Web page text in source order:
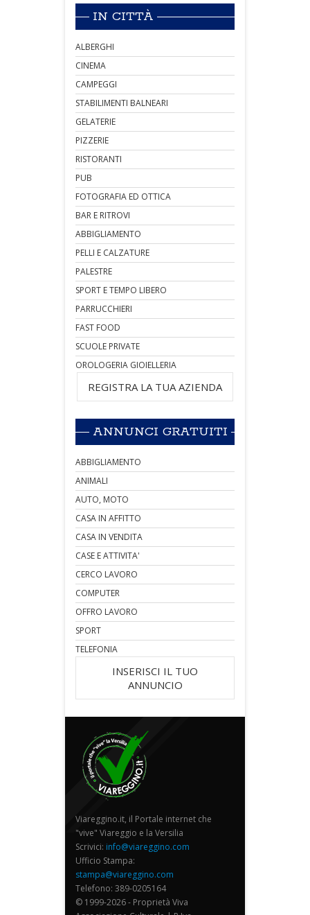
IN CITTÀ
ALBERGHI
CINEMA
CAMPEGGI
STABILIMENTI BALNEARI
GELATERIE
PIZZERIE
RISTORANTI
PUB
FOTOGRAFIA ED OTTICA
BAR E RITROVI
ABBIGLIAMENTO
PELLI E CALZATURE
PALESTRE
SPORT E TEMPO LIBERO
PARRUCCHIERI
FAST FOOD
SCUOLE PRIVATE
OROLOGERIA GIOIELLERIA
REGISTRA LA TUA AZIENDA
ANNUNCI GRATUITI
ABBIGLIAMENTO
ANIMALI
AUTO, MOTO
CASA IN AFFITTO
CASA IN VENDITA
CASE E ATTIVITA'
CERCO LAVORO
COMPUTER
OFFRO LAVORO
SPORT
TELEFONIA
INSERISCI IL TUO
ANNUNCIO
Viareggino.it, il Portale internet che
"vive" Viareggio e la Versilia
Scrivici: info@viareggino.com
Ufficio Stampa:
stampa@viareggino.com
Telefono: 389-0205164
© 1999-2026 - Proprietà Viva